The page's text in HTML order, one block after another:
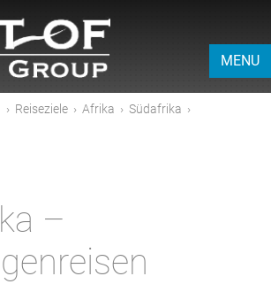
MENU
› Reiseziele › Afrika › Südafrika ›
–